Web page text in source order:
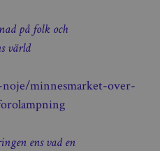
på folk och
värld
minnesmarket-over-
ens vad en